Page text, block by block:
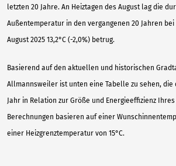
letzten 20 Jahre. An Heiztagen des August lag die
Außentemperatur in den vergangenen 20 Jahren bei
August 2025 13,2°C (-2,0%) betrug.
Basierend auf den aktuellen und historischen
Allmannsweiler ist unten eine Tabelle zu sehen,
Jahr in Relation zur Größe und Energieeffizienz
Berechnungen basieren auf einer
einer Heizgrenztemperatur von 15°C.